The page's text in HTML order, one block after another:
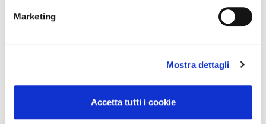
Marketing
Mostra dettagli
Accetta tutti i cookie
giurisprudenza, analisi e casi pratici